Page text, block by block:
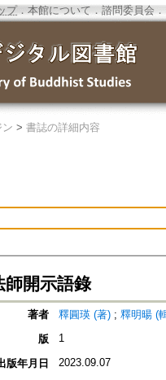
プ．本館について ． 諮問委員会 ．
> 書誌の詳細内容
師開示語錄
著者 釋圓瑛 (著) ; 釋明暘 (
版
1
版年月日 2023.09.07